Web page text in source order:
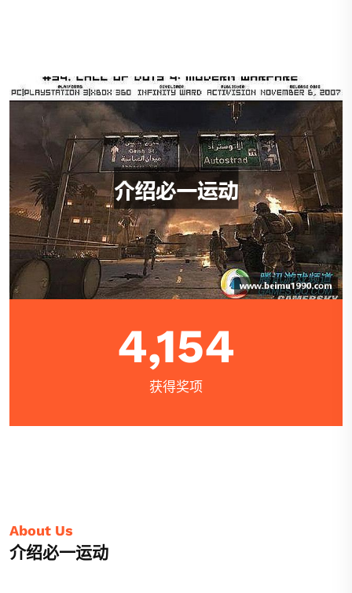
4,154
获得奖项
About Us
介绍必一运动